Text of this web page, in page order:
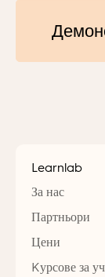
Learnlab
За нас
Партньори
Цени
Kурсове за